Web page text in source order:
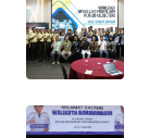
FORWAMKI